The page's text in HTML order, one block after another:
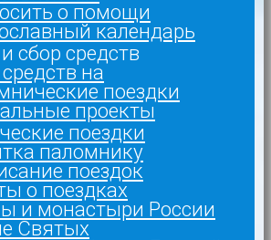
о помощи
календарь
сбор средств
на
поездки
проекты
поездки
паломнику
поездок
о поездках
и монастыри России
Святых